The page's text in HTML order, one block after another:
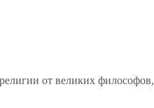
от великих философов,